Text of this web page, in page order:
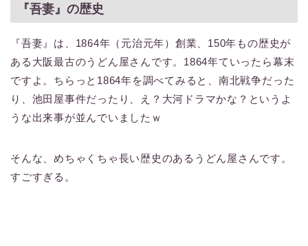
『吾妻』の歴史
『吾妻』は、1864年（元治元年）創業、150年もの歴史が
ある大阪最古のうどん屋さんです。1864年ていったら幕末
ですよ。ちらっと1864年を調べてみると、南北戦争だった
り、池田屋事件だったり、え？大河ドラマかな？というよ
うな出来事が並んでいましたｗ
そんな、めちゃくちゃ長い歴史のあるうどん屋さんです。
すごすぎる。